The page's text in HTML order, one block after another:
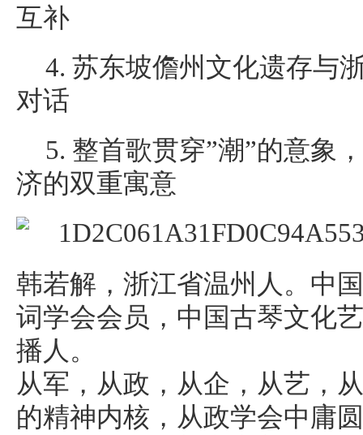
互补
4. 苏东坡儋州文化遗存与
对话
5. 整首歌贯穿”潮”的意象
济的双重寓意
韩若解，浙江省温州人。中
词学会会员，中国古琴文化
播人。
从军，从政，从企，从艺，
的精神内核，从政学会中庸